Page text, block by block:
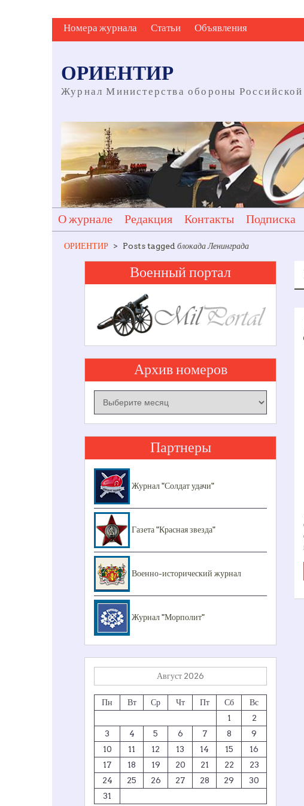
Skip
to
Номера журнала Статьи Объявления
ОРИЕНТИР
Журнал Министерства обороны
О журнале Редакция Контакты Подписка
ОРИЕНТИР > Posts tagged блокада Ленинграда
Военный портал
Архив номеров
номеров
Партнеры
Журнал "Солдат удачи"
Газета "Красная звезда"
Военно-исторический журнал
Журнал "Морполит"
Август 2026
Пн Вт Ср Чт Пт Сб
Вс
1
2
3
4 5 6 7 8
9
10
11 12 13 14 15
16
17
18 19 20 21 22
23
24
25 26 27 28 29
30
31